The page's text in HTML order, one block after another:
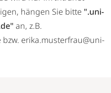
hängen Sie bitte ".uni-
an, z.B.
erika.musterfrau@uni-